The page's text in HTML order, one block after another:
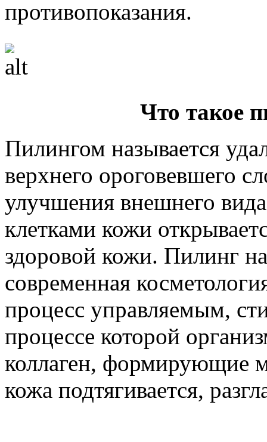
противопоказания.
Что такое
Пилингом называется
верхнего ороговевшего
улучшения внешнего
клетками кожи
здоровой кожи. Пилинг
современная
процесс управляемым,
процессе которой
коллаген, формирующие
кожа подтягивается,